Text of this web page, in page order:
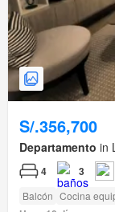
S/.356,700
Departamento in
4 3
Balcón Cocina